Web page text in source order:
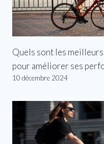
Quels sont les
pour améliorer ses
10 décembre 2024